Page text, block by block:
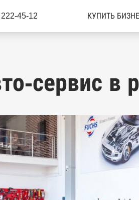
45-12 КУПИТЬ
сервис